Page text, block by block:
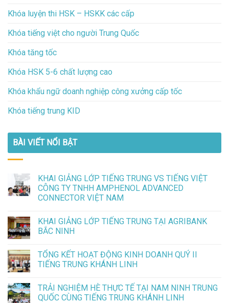
Khóa luyện thi HSK – HSKK các cấp
Khóa tiếng việt cho người Trung Quốc
Khóa tăng tốc
Khóa HSK 5-6 chất lượng cao
Khóa khẩu ngữ doanh nghiệp công xưởng cấp tốc
Khóa tiếng trung KID
BÀI VIẾT NỔI BẬT
KHAI GIẢNG LỚP TIẾNG TRUNG VS TIẾNG VIỆT
CÔNG TY TNHH AMPHENOL ADVANCED
CONNECTOR VIỆT NAM
KHAI GIẢNG LỚP TIẾNG TRUNG TẠI AGRIBANK
BẮC NINH
TỔNG KẾT HOẠT ĐỘNG KINH DOANH QUÝ II
TIẾNG TRUNG KHÁNH LINH
TRẢI NGHIỆM HÈ THỰC TẾ TẠI NAM NINH TRUNG
QUỐC CÙNG TIẾNG TRUNG KHÁNH LINH